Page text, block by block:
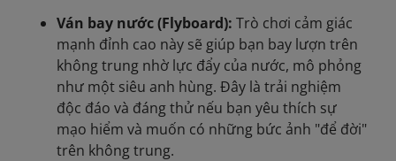
Ván bay nước (Flyboard): Trò chơi cảm giác
mạnh đỉnh cao này sẽ giúp bạn bay lượn trên
không trung nhờ lực đẩy của nước, mô phỏng
như một siêu anh hùng. Đây là trải nghiệm
độc đáo và đáng thử nếu bạn yêu thích sự
mạo hiểm và muốn có những bức ảnh "để đời"
trên không trung.